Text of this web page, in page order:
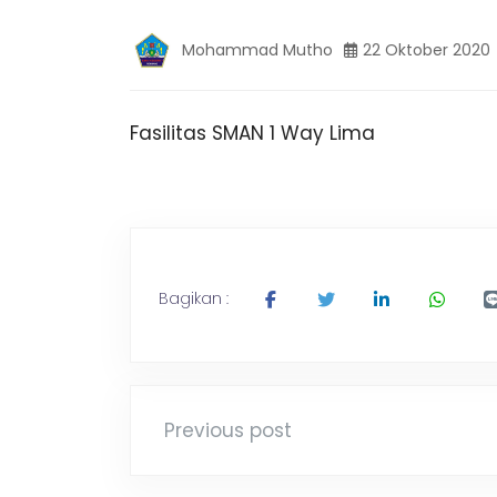
m
a
g
g
a
Mohammad Mutho 22 Oktober 2020
Fasilitas SMAN 1 Way Lima
Bagikan :
Previous post